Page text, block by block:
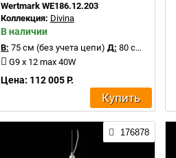
Wertmark WE186.12.203
Коллекция: Divina
В наличии
В: 75 см (без учета цепи) Д: 80 см
G9 x 12 max 40W
Цена: 112 005 Р.
Купить
176878